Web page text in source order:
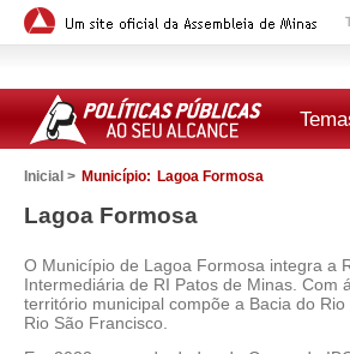
Inicial > Município: Lagoa Formosa
Lagoa Formosa
O Município de Lagoa Formosa integra a
Intermediária de RI Patos de Minas. Com
território municipal compõe a Bacia do
Rio São Francisco.